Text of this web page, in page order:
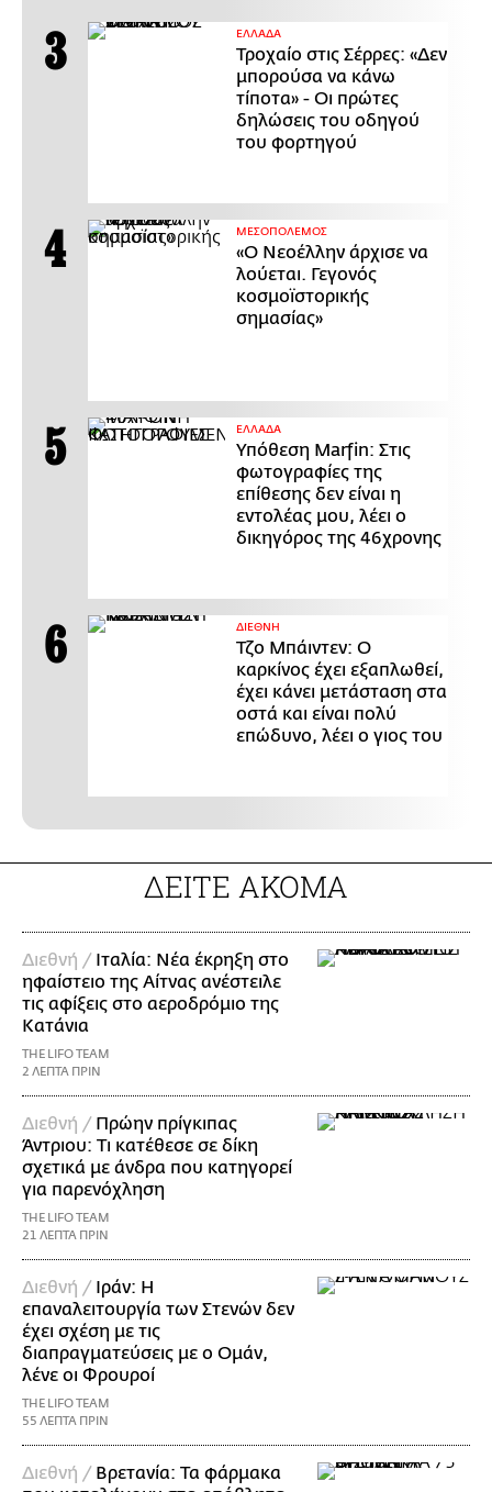
ΕΛΛΑΔΑ
Τροχαίο στις Σέρρες: «Δεν
μπορούσα να κάνω
τίποτα» - Οι πρώτες
δηλώσεις του οδηγού
του φορτηγού
ΜΕΣΟΠΟΛΕΜΟΣ
«Ο Νεοέλλην άρχισε να
λούεται. Γεγονός
κοσμοϊστορικής
σημασίας»
ΕΛΛΑΔΑ
Υπόθεση Marfin: Στις
φωτογραφίες της
επίθεσης δεν είναι η
εντολέας μου, λέει ο
δικηγόρος της 46χρονης
ΔΙΕΘΝΗ
Τζο Μπάιντεν: Ο
καρκίνος έχει εξαπλωθεί,
έχει κάνει μετάσταση στα
οστά και είναι πολύ
επώδυνο, λέει ο γιος του
ΔΕΙΤΕ ΑΚΟΜΑ
Διεθνή / Ιταλία: Νέα έκρηξη στο
ηφαίστειο της Αίτνας ανέστειλε
τις αφίξεις στο αεροδρόμιο της
Κατάνια
THE LIFO TEAM
2 ΛΕΠΤΑ ΠΡΙΝ
Διεθνή / Πρώην πρίγκιπας
Άντριου: Τι κατέθεσε σε δίκη
σχετικά με άνδρα που κατηγορεί
για παρενόχληση
THE LIFO TEAM
21 ΛΕΠΤΑ ΠΡΙΝ
Διεθνή / Ιράν: Η
επαναλειτουργία των Στενών δεν
έχει σχέση με τις
διαπραγματεύσεις με ο Ομάν,
λένε οι Φρουροί
THE LIFO TEAM
55 ΛΕΠΤΑ ΠΡΙΝ
Διεθνή / Βρετανία: Τα φάρμακα